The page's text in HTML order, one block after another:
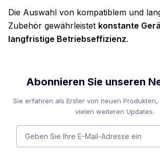
Die Auswahl von kompatiblem und
Zubehör gewährleistet konstante
langfristige Betriebseffizienz.
Abonnieren Sie unseren
Sie erfahren als Erster von neuen
vielen weiteren Updates.